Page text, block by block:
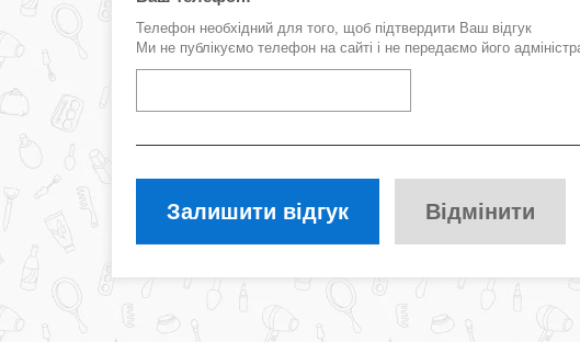
Телефон необхідний для того, щоб підтвердити Ваш відгук
Ми не публікуємо телефон на сайті і не передаємо його
Залишити відгук Відмінити